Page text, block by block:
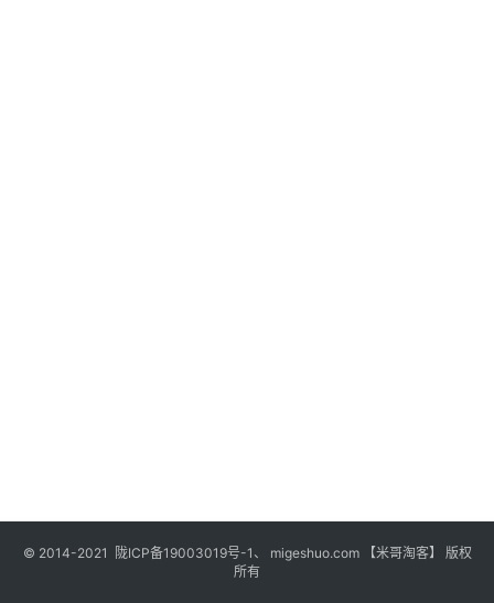
© 2014-2021 陇ICP备19003019号-1、 migeshuo.com 【米哥淘客】 版权
所有